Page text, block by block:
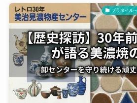
ブラタイル